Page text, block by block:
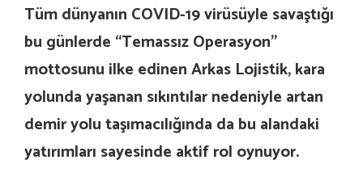
Tüm dünyanın COVID-19 virüsüyle savaştığı
bu günlerde “Temassız Operasyon”
mottosunu ilke edinen Arkas Lojistik, kara
yolunda yaşanan sıkıntılar nedeniyle artan
demir yolu taşımacılığında da bu alandaki
yatırımları sayesinde aktif rol oynuyor.